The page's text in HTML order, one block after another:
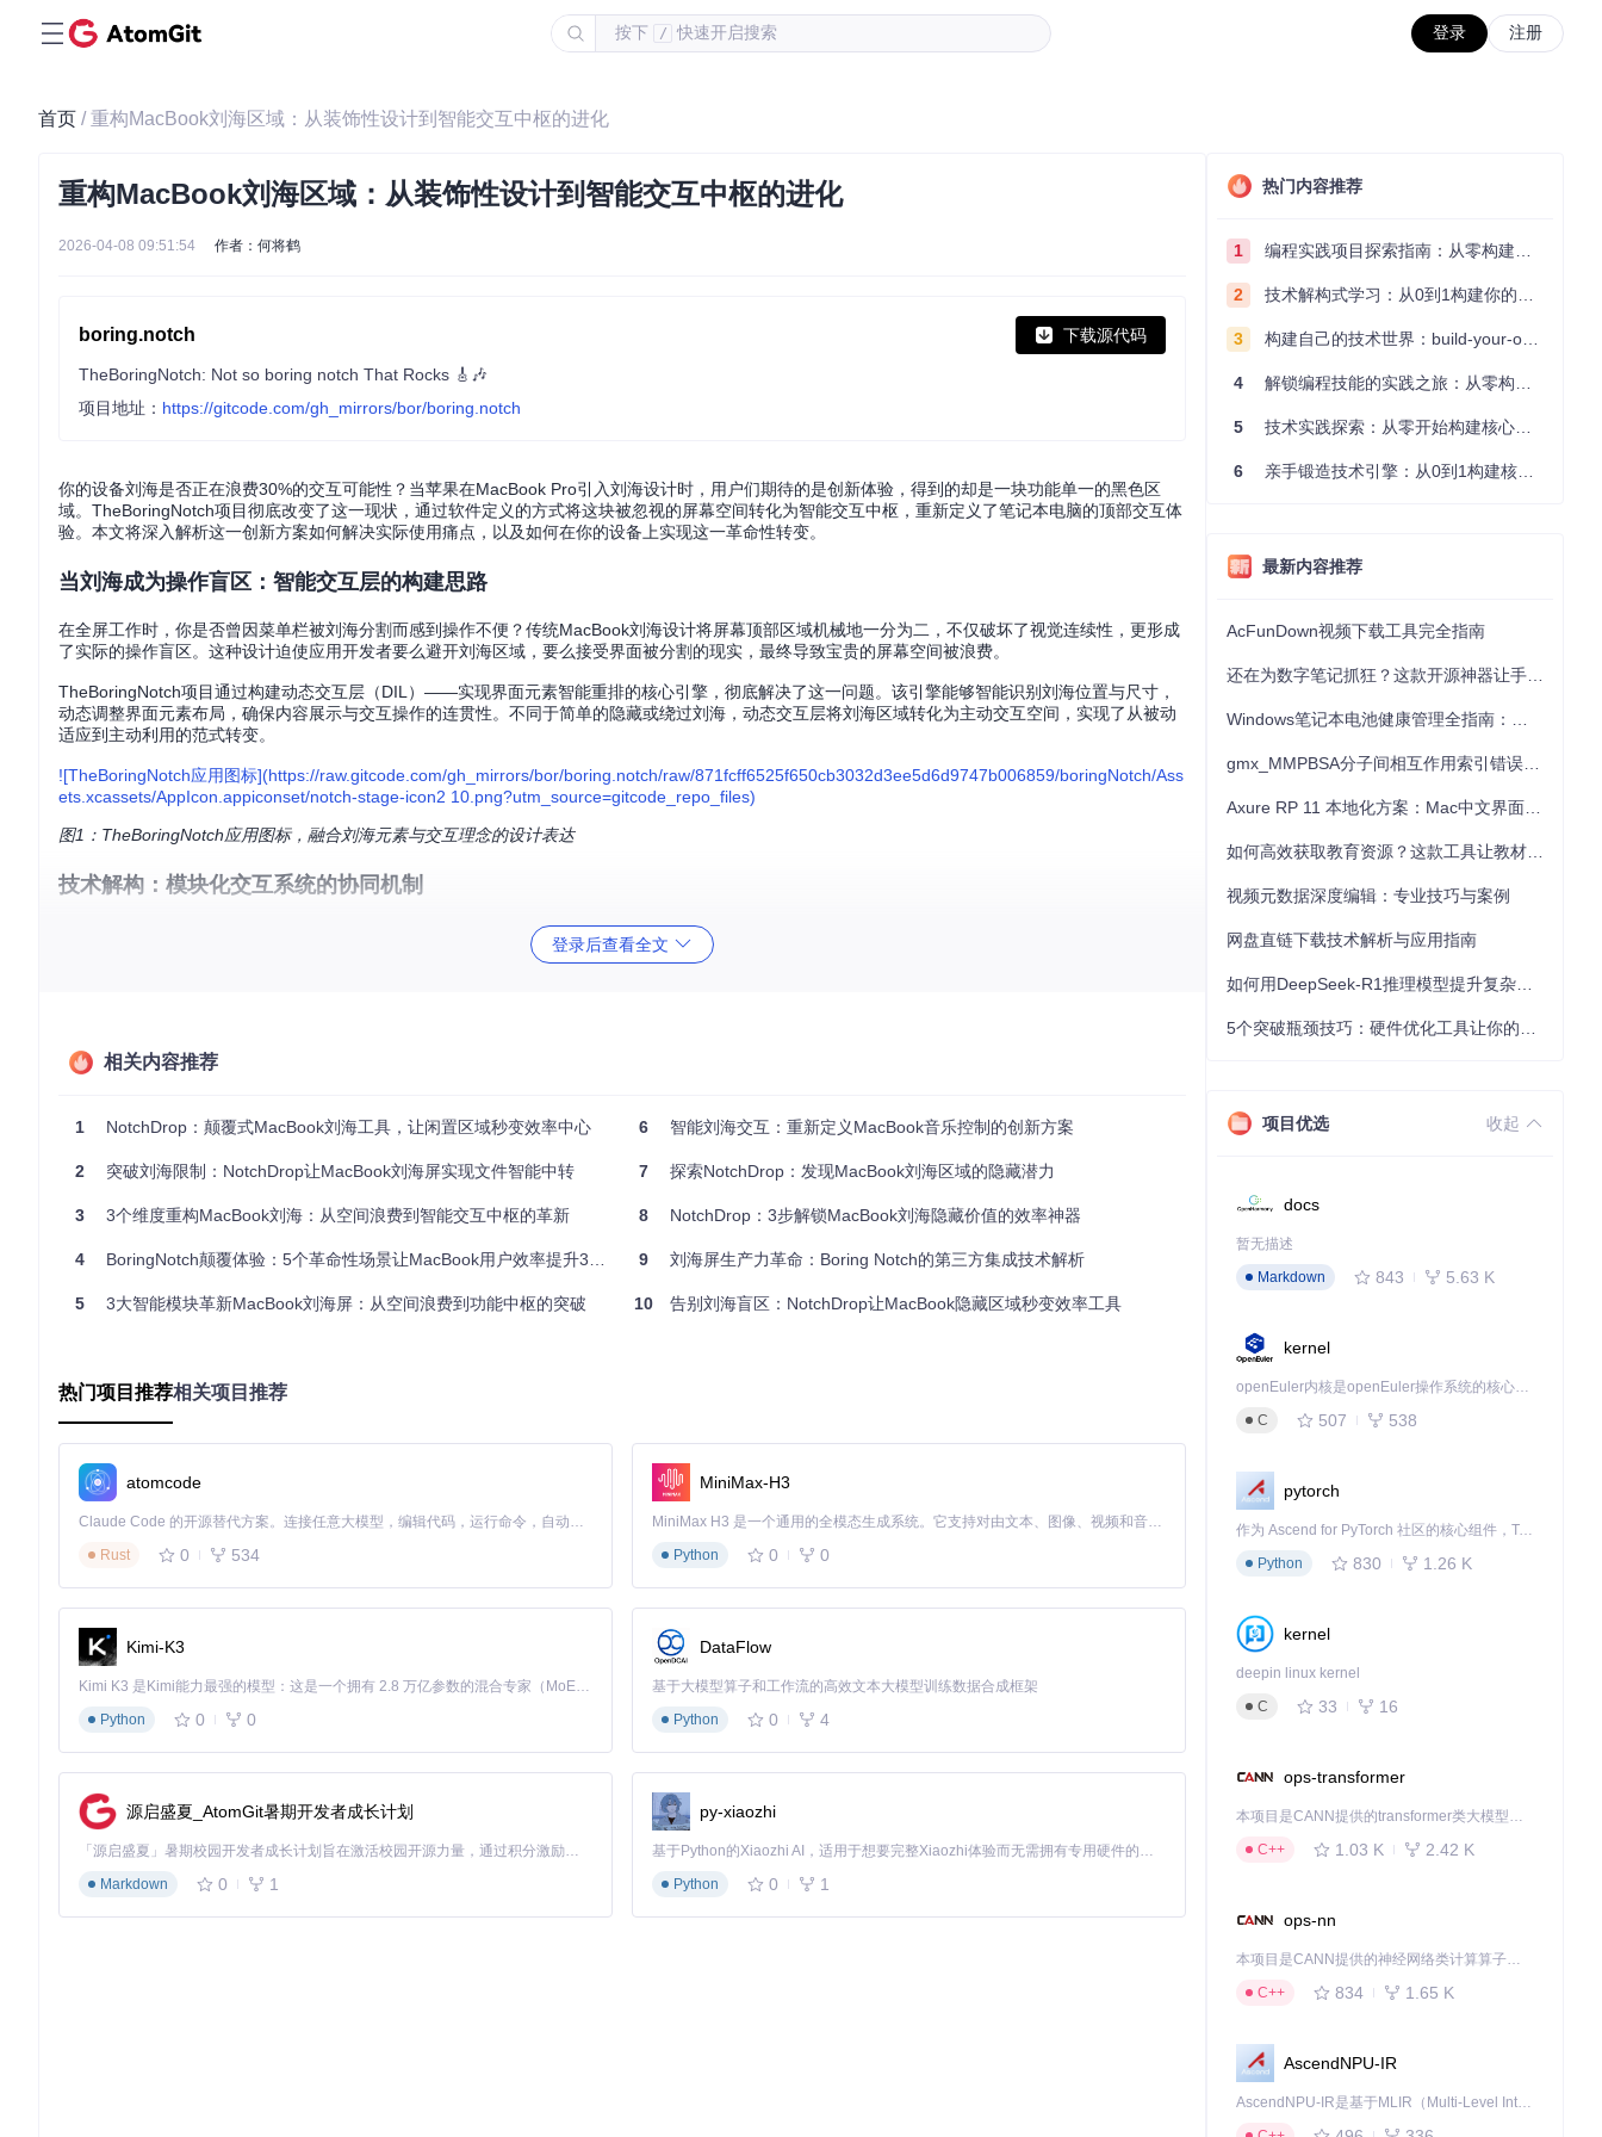
按下 / 快速开启搜索 登录 注册
首页 / 重构MacBook刘海区域：从装饰性设计到智能交互中枢的进化
重构MacBook刘海区域：从装饰性设计到智能交互中枢的进化
2026-04-08 09:51:54 作者：何将鹤
boring.notch 下载源代码
TheBoringNotch: Not so boring notch That Rocks 🎸🎶
项目地址： https://gitcode.com/gh_mirrors/bor/boring.notch
你的设备刘海是否正在浪费30%的交互可能性？当苹果在MacBook Pro引入刘海设计时，用户们期待的是创新体验，得到的却是一块功能单一的黑色区
域。TheBoringNotch项目彻底改变了这一现状，通过软件定义的方式将这块被忽视的屏幕空间转化为智能交互中枢，重新定义了笔记本电脑的顶部交互体
验。本文将深入解析这一创新方案如何解决实际使用痛点，以及如何在你的设备上实现这一革命性转变。
当刘海成为操作盲区：智能交互层的构建思路
在全屏工作时，你是否曾因菜单栏被刘海分割而感到操作不便？传统MacBook刘海设计将屏幕顶部区域机械地一分为二，不仅破坏了视觉连续性，更形成
了实际的操作盲区。这种设计迫使应用开发者要么避开刘海区域，要么接受界面被分割的现实，最终导致宝贵的屏幕空间被浪费。
TheBoringNotch项目通过构建动态交互层（DIL）——实现界面元素智能重排的核心引擎，彻底解决了这一问题。该引擎能够智能识别刘海位置与尺寸，
动态调整界面元素布局，确保内容展示与交互操作的连贯性。不同于简单的隐藏或绕过刘海，动态交互层将刘海区域转化为主动交互空间，实现了从被动
适应到主动利用的范式转变。
![TheBoringNotch应用图标](https://raw.gitcode.com/gh_mirrors/bor/boring.notch/raw/871fcff6525f650cb3032d3ee5d6d9747b006859/boringNotch/Ass
ets.xcassets/AppIcon.appiconset/notch-stage-icon2 10.png?utm_source=gitcode_repo_files)
图1：TheBoringNotch应用图标，融合刘海元素与交互理念的设计表达
技术解构：模块化交互系统的协同机制
TheBoringNotch的核心优势在于其精心设计的模块化架构，通过解耦的组件设计实现了高度灵活的功能扩展。整个系统以媒体控制模块[MediaController
s]为核心，通过智能调度层实现多服务协同，为用户提供无缝的跨应用体验。
界面渲染层负责将这些控制功能直观地呈现在刘海区域，其中MusicVisualizer.swift实现了音乐播放状态的动态可视化，LottieAnimationView.swift则提供了
ngNotch提供了更为优雅的解决方案。
通过刘海区域的智能交互界面，你可以实现：
悬停预览：将鼠标悬停在刘海区域即可显示当前播放状态
这些操作无需离开当前工作窗口，所有控制都在视线范围内完成。配置这一功能只需在设置模块[components/Settings]中启用"会议智能控制"选项，系统
图2：功能引导示意图，展示用户如何通过简单操作完成复杂控制
未来扩展：从媒体控制到系统神经中枢
TheBoringNotch的潜力远不止于媒体控制。当前版本已集成电池状态监控与日历事件提醒功能，通过BatteryActivityManager.swift和CalendarManager.s
wift实现系统级信息的实时展示。正在开发中的功能包括：
智能通知过滤：基于用户专注状态动态调整通知优先级
跨应用工作流：将刘海区域作为快捷操作启动器
TheBoringNotch项目证明，通过创新软件设计，即使是看似固定的硬件限制也能转化为独特的交互优势。它不仅解决了MacBook刘海设计的固有缺陷，更
开创了一种全新的设备交互范式。通过将被忽视的屏幕空间转化为智能交互中枢，TheBoringNotch为笔记本电脑界面设计提供了新的可能性，展示了开源
社区如何通过协作创新重塑用户体验。现在就加入这一变革，体验从被动适应到主动掌控的设备使用新方式。
登录后查看全文
相关内容推荐
1 NotchDrop：颠覆式MacBook刘海工具，让闲置区域秒变效率中心
2 突破刘海限制：NotchDrop让MacBook刘海屏实现文件智能中转
3 3个维度重构MacBook刘海：从空间浪费到智能交互中枢的革新
4 BoringNotch颠覆体验：5个革命性场景让MacBook用户效率提升300%
5 3大智能模块革新MacBook刘海屏：从空间浪费到功能中枢的突破
6 智能刘海交互：重新定义MacBook音乐控制的创新方案
7 探索NotchDrop：发现MacBook刘海区域的隐藏潜力
8 NotchDrop：3步解锁MacBook刘海隐藏价值的效率神器
9 刘海屏生产力革命：Boring Notch的第三方集成技术解析
10 告别刘海盲区：NotchDrop让MacBook隐藏区域秒变效率工具
热门项目推荐相关项目推荐
atomcode
Claude Code 的开源替代方案。连接任意大模型，编辑代码，运行命令，自动验证 — 全自动执行。用 Rust 构建，极致性能。 ｜ An open-source alternative to Claude Code. Connect any LLM, edit code, run commands, and verify changes — autonomously. Built in Rust for speed. Get Started
Rust
0 534
MiniMax-H3
MiniMax H3 是一个通用的全模态生成系统。它支持对由文本、图像、视频和音频组成的多模态上下文进行统一理解，并能生成分辨率高达 2K、时长可达 15 秒的带原生立体声音频的视频。得益于面向任务泛化的系统设计，H3 在预训练阶段就已具备广泛的多模态上下文理解与生成能力，能够出色地执行复杂的多模态指令。
Python
0 0
Kimi-K3
Kimi K3 是Kimi能力最强的模型：这是一个拥有 2.8 万亿参数的混合专家（MoE）模型，具备原生视觉理解能力，并支持 100 万 token 的上下文窗口。
Python
0 0
DataFlow
基于大模型算子和工作流的高效文本大模型训练数据合成框架
Python
0 4
源启盛夏_AtomGit暑期开发者成长计划
「源启盛夏」暑期校园开发者成长计划旨在激活校园开源力量，通过积分激励、认证扶持、资源倾斜等形式，引导高校组织和开发者完成「入驻 — 建项目 — 做贡献 — 获认证 — 得资源」的完整闭环。无论你是想带领社团入驻平台的组织者，还是希望用代码贡献证明自己的开发者，都能在这里找到属于你的成长路径。
Markdown
0 1
py-xiaozhi
基于Python的Xiaozhi AI，适用于想要完整Xiaozhi体验而无需拥有专用硬件的用户。
Python
0 1
热门内容推荐
1 编程实践项目探索指南：从零构建技术能力体系
2 技术解构式学习：从0到1构建你的编程知识体系
3 构建自己的技术世界：build-your-own-x项目的实践探索指南
4 解锁编程技能的实践之旅：从零构建你的技术世界
5 技术实践探索：从零开始构建核心系统的实践指南
6 亲手锻造技术引擎：从0到1构建核心系统的实践指南
最新内容推荐
AcFunDown视频下载工具完全指南
视频元数据深度编辑：专业技巧与案例
网盘直链下载技术解析与应用指南
项目优选 收起
docs
暂无描述
Markdown
843 5.63 K
kernel
openEuler内核是openEuler操作系统的核心，既是系统性能与稳定性的基石，也是连接处理器、设备与服务的桥梁。
C
507 538
pytorch
作为 Ascend for PyTorch 社区的核心组件，TorchNPU 是昇腾专为 PyTorch 打造的深度学习适配插件，使 PyTorch 框架能够直接调用昇腾 NPU，为开发者提供昇腾 AI 处理器的超强算力。
Python
830 1.26 K
kernel
deepin linux kernel
C
33 16
ops-transformer
本项目是CANN提供的transformer类大模型算子库，实现网络在NPU上加速计算。
C++
1.03 K 2.42 K
ops-nn
本项目是CANN提供的神经网络类计算算子库，实现网络在NPU上加速计算。
C++
834 1.65 K
AscendNPU-IR
AscendNPU-IR是基于MLIR（Multi-Level Intermediate Representation）构建的，面向昇腾亲和算子编译时使用的中间表示，提供昇腾完备表达能力，通过编译优化提升昇腾AI处理器计算效率，支持通过生态框架使能昇腾AI处理器与深度调优